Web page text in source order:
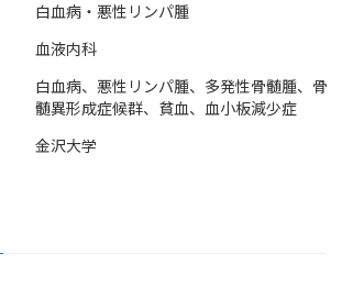
白血病・悪性リンパ腫
血液内科
白血病、悪性リンパ腫、多発性骨髄腫、骨
髄異形成症候群、貧血、血小板減少症
金沢大学